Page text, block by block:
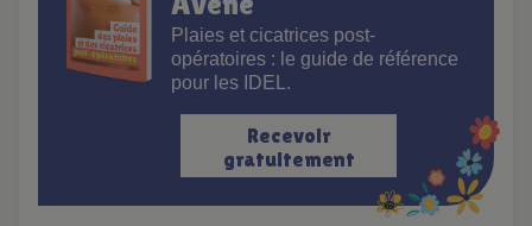
Plaies et cicatrices post-
opératoires : le guide de référence
pour les IDEL.
Recevoir
gratuitement